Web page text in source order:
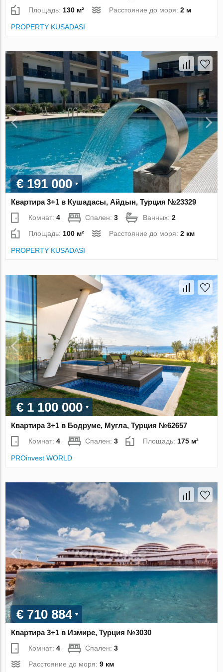
Площадь: 130 м² Расстояние до моря:2 м
PROPERTY KUSADASI
€ 191 000
Квартира 3+1 в Кушадасы, Айдын, Турция №23329
Комнат:4 Спален:3 Ванных:2
Площадь: 100 м² Расстояние до моря:2 км
PROPERTY KUSADASI
€ 1 100 000
Квартира 3+1 в Бодруме, Мугла, Турция №62657
Комнат:4 Спален:3 Площадь: 175 м²
PROinvest WORLD
€ 710 884
Квартира 3+1 в Измире, Турция №3030
Комнат:4 Спален:3
Расстояние до моря:9 км